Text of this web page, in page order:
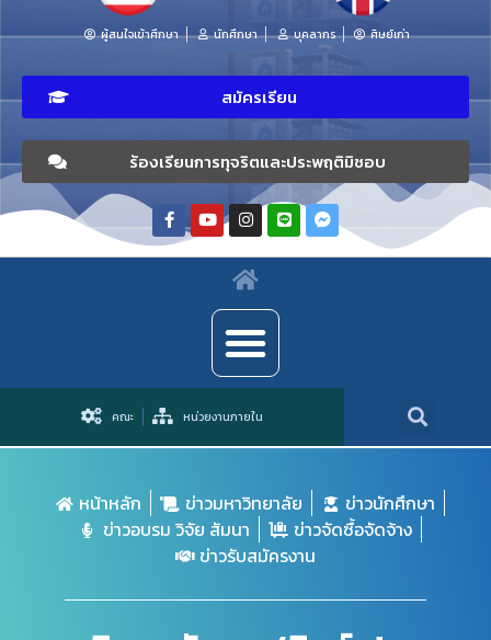
ผู้สนใจเข้าศึกษา นักศึกษา บุคลากร ศิษย์เก่า
สมัครเรียน
ร้องเรียนการทุจริตและประพฤติมิชอบ
คณะ หน่วยงานภายใน
หน้าหลัก ข่าวมหาวิทยาลัย
ข่าวนักศึกษา
ข่าวอบรม วิจัย สัมนา
ข่าวจัดซื้อจัดจ้าง
ข่าวรับสมัครงาน